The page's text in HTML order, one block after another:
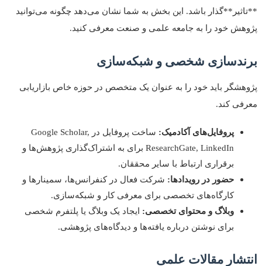
باشد. این بخش به شما نشان می‌دهد چگونه می‌توانید
خود را به جامعه علمی و صنعت معرفی کنید.
شخصی و شبکه‌سازی
باید خود را به عنوان یک متخصص در حوزه خاص بازاریابی
کند.
پروفایل‌های آکادمیک:
ساخت پروفایل در Google Scholar,
ResearchGate, LinkedIn برای به اشتراک‌گذاری پژوهش‌ها و
برقراری ارتباط با سایر محققان.
حضور در رویدادها:شرکت فعال در کنفرانس‌ها، سمینارها و
کارگاه‌های تخصصی برای معرفی کار و شبکه‌سازی.
وبلاگ و محتوای تخصصی:ایجاد یک وبلاگ یا پلتفرم شخصی
برای نوشتن درباره یافته‌ها و دیدگاه‌های پژوهشی.
مقالات علمی